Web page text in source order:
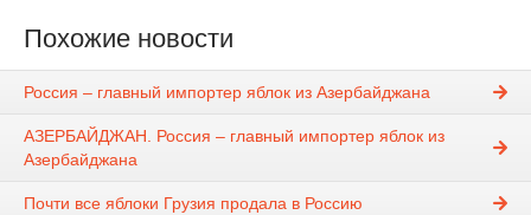
Похожие новости
Россия – главный импортер яблок из Азербайджана
АЗЕРБАЙДЖАН. Россия – главный импортер яблок из
Азербайджана
Почти все яблоки Грузия продала в Россию